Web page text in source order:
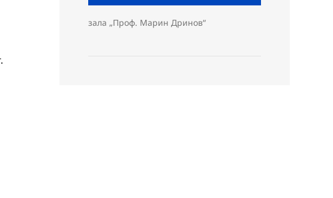
зала „Проф. Марин Дринов“